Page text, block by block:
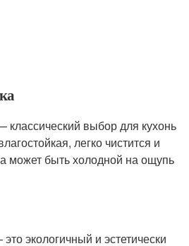
классический выбор для кухонь
легко чистится и
может быть холодной на ощупь
экологичный и эстетически